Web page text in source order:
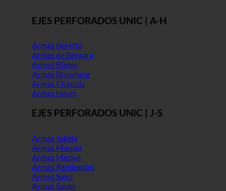
EJES PERFORADOS UNIC | A-H
Armas Beretta
Armas de Bergara
Armas Blaser
Armas Browning
Armas Chapuis
Armas Heym
EJES PERFORADOS UNIC | J-S
Armas Jakele
Armas Mauser
Armas Merkel
Armas Remington
Armas Sako
Armas Sauer